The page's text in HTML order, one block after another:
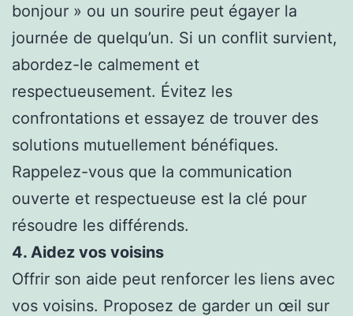
bonjour » ou un sourire peut égayer la
journée de quelqu’un. Si un conflit survient,
abordez-le calmement et
respectueusement. Évitez les
confrontations et essayez de trouver des
solutions mutuellement bénéfiques.
Rappelez-vous que la communication
ouverte et respectueuse est la clé pour
résoudre les différends.
4. Aidez vos voisins
Offrir son aide peut renforcer les liens avec
vos voisins. Proposez de garder un œil sur